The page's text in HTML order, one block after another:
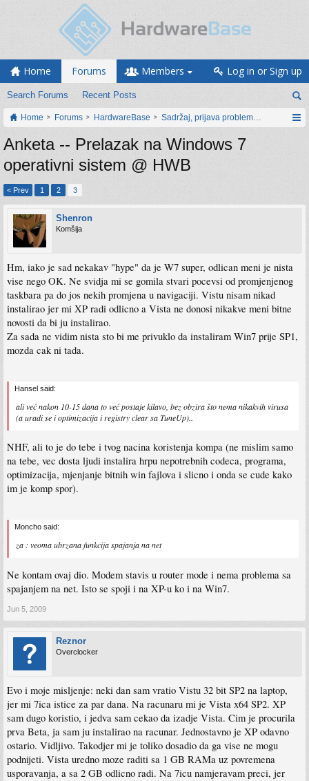
Home Forums
Search Forums Recent Posts
Members Log in or Sign up
Home Forums HardwareBase Sadržaj, prijava problema i prijedlozi
Anketa -- Prelazak na Windows 7
operativni sistem @ HWB
< Prev 1 2 3
Shenron
Komšija
Hm, iako je sad nekakav "hype" da je W7 super, odlican meni je nista
vise nego OK. Ne svidja mi se gomila stvari pocevsi od promjenjenog
taskbara pa do jos nekih promjena u navigaciji. Vistu nisam nikad
instalirao jer mi XP radi odlicno a Vista ne donosi nikakve meni bitne
novosti da bi ju instalirao.
Za sada ne vidim nista sto bi me privuklo da instaliram Win7 prije SP1,
mozda cak ni tada.
Hansel said:
ali već nakon 10-15 dana to već postaje kilavo, bez obzira što nema nikakvih virusa
(a uradi se i optimizacija i registry clear sa TuneUp)..
NHF, ali to je do tebe i tvog nacina koristenja kompa (ne mislim samo
na tebe, vec dosta ljudi instalira hrpu nepotrebnih codeca, programa,
optimizacija, mjenjanje bitnih win fajlova i slicno i onda se cude kako
im je komp spor).
Moncho said:
za : veoma ubrzana funkcija spajanja na net
Ne kontam ovaj dio. Modem stavis u router mode i nema problema sa
spajanjem na net. Isto se spoji i na XP-u ko i na Win7.
Jun 5, 2009
Reznor
Overclocker
Evo i moje misljenje: neki dan sam vratio Vistu 32 bit SP2 na laptop,
jer mi 7ica istice za par dana. Na racunaru mi je Vista x64 SP2. XP
sam dugo koristio, i jedva sam cekao da izadje Vista. Cim je procurila
prva Beta, ja sam ju instalirao na racunar. Jednostavno je XP odavno
ostario. Vidljivo. Takodjer mi je toliko dosadio da ga vise ne mogu
podnijeti. Vista uredno moze raditi sa 1 GB RAMa uz povremena
usporavanja, a sa 2 GB odlicno radi. Na 7icu namjeravam preci, jer